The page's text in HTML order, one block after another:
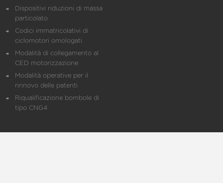
Dispositivi riduzioni di massa
particolato
Codici immatricolativi di
ciclomotori omologati
Modalità di collegamento al
CED motorizzazione
Modalità operative per il
rinnovo delle patenti
Riqualificazione bombole di
tipo CNG4